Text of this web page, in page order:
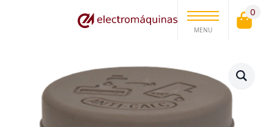
MENU
0